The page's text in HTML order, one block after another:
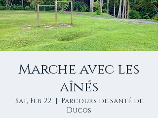
Marche avec les
aînés
Sat, Feb 22
  |
Parcours de santé de
Ducos